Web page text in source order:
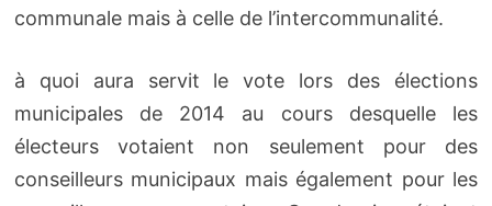
communale mais à celle de l’intercommunalité.
à quoi aura servit le vote lors des élections
municipales de 2014 au cours desquelle les
électeurs votaient non seulement pour des
conseilleurs municipaux mais également pour les